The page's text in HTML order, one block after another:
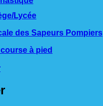
Lycée
des Sapeurs Pompiers
à pied